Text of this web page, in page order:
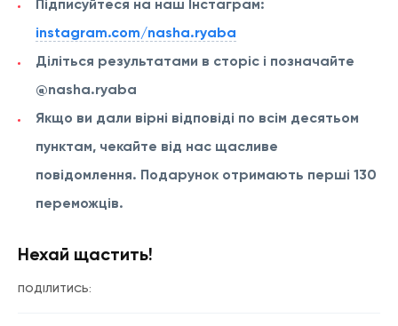
Підписуйтеся на наш Інстаграм:
instagram.com/nasha.ryaba
Діліться результатами в сторіс і позначайте
@nasha.ryaba
Якщо ви дали вірні відповіді по всім десятьом
пунктам, чекайте від нас щасливе
повідомлення. Подарунок отримають перші 130
переможців.
Нехай щастить!
ПОДІЛИТИСЬ: